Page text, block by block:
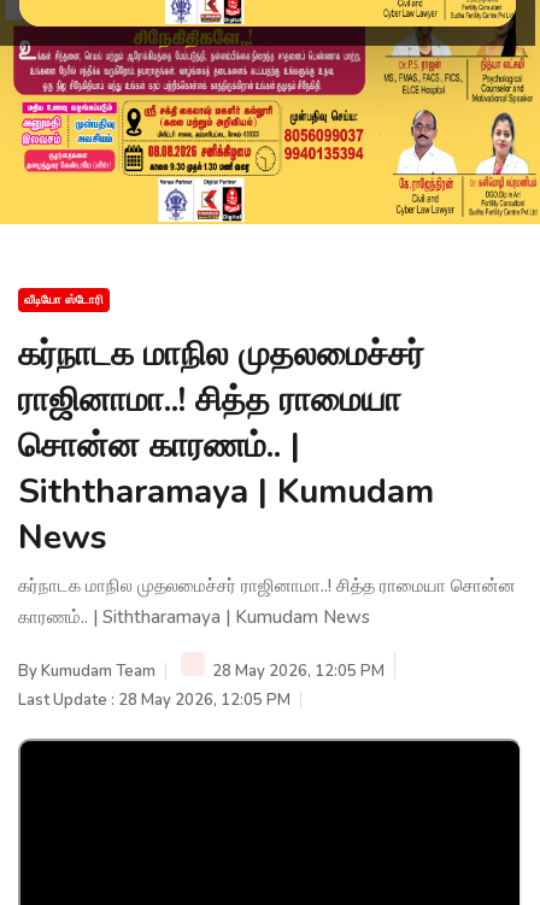
வீடியோ ஸ்டோரி
கர்நாடக மாநில முதலமைச்சர்
ராஜினாமா..! சித்த ராமையா
சொன்ன காரணம்.. |
Siththaramaya | Kumudam
News
கர்நாடக மாநில முதலமைச்சர் ராஜினாமா..! சித்த ராமையா சொன்ன
காரணம்.. | Siththaramaya | Kumudam News
ByKumudam Team
28 May 2026, 12:05 PM
Last Update : 28 May 2026, 12:05 PM